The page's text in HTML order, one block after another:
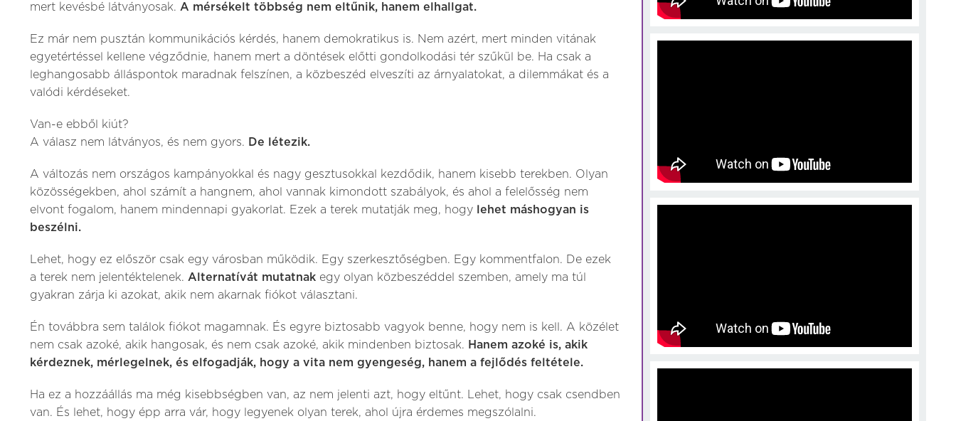
mert kevésbé látványosak. A mérsékelt többség nem eltűnik, hanem elhallgat.
Ez már nem pusztán kommunikációs kérdés, hanem demokratikus is. Nem azért, mert minden vitának
egyetértéssel kellene végződnie, hanem mert a döntések előtti gondolkodási tér szűkül be. Ha csak a
leghangosabb álláspontok maradnak felszínen, a közbeszéd elveszíti az árnyalatokat, a dilemmákat és a
valódi kérdéseket.
Van-e ebből kiút?
A válasz nem látványos, és nem gyors. De létezik.
A változás nem országos kampányokkal és nagy gesztusokkal kezdődik, hanem kisebb terekben. Olyan
közösségekben, ahol számít a hangnem, ahol vannak kimondott szabályok, és ahol a felelősség nem
elvont fogalom, hanem mindennapi gyakorlat. Ezek a terek mutatják meg, hogy
lehet máshogyan is
beszélni.
Lehet, hogy ez először csak egy városban működik. Egy szerkesztőségben. Egy kommentfalon. De ezek
a terek nem jelentéktelenek. Alternatívát mutatnak egy olyan közbeszéddel szemben, amely ma túl
gyakran zárja ki azokat, akik nem akarnak fiókot választani.
Én továbbra sem találok fiókot magamnak. És egyre biztosabb vagyok benne, hogy nem is kell. A közélet
nem csak azoké, akik hangosak, és nem csak azoké, akik mindenben biztosak. Hanem azoké is, akik
kérdeznek, mérlegelnek, és elfogadják, hogy a vita nem gyengeség, hanem a fejlődés feltétele.
Ha ez a hozzáállás ma még kisebbségben van, az nem jelenti azt, hogy eltűnt. Lehet, hogy csak csendben
van. És lehet, hogy épp arra vár, hogy legyenek olyan terek, ahol újra érdemes megszólalni.